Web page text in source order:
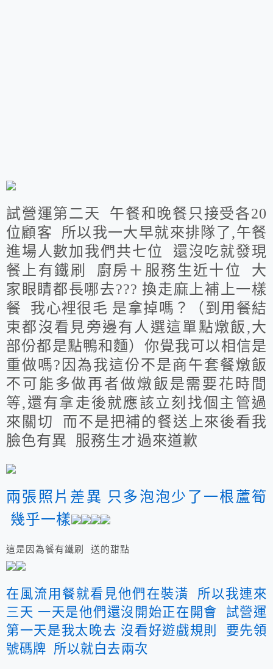
試營運第二天 午餐和晚餐只接受各20
位顧客 所以我一大早就來排隊了,午餐
進場人數加我們共七位 還沒吃就發現
餐上有鐵刷 廚房＋服務生近十位 大
家眼睛都長哪去??? 換走麻上補上一樣
餐 我心裡很毛 是拿掉嗎？（到用餐結
束都沒看見旁邊有人選這單點燉飯,大
部份都是點鴨和麵）你覺我可以相信是
重做嗎?因為我這份不是商午套餐燉飯
不可能多做再者做燉飯是需要花時間
等,還有拿走後就應該立刻找個主管過
來關切 而不是把補的餐送上來後看我
臉色有異 服務生才過來道歉
兩張照片差異 只多泡泡少了一根蘆筍
幾乎一樣
這是因為餐有鐵刷 送的甜點
在風流用餐就看見他們在裝潢 所以我連來
三天 一天是他們還沒開始正在開會 試營運
第一天是我太晚去 沒看好遊戲規則 要先領
號碼牌 所以就白去兩次